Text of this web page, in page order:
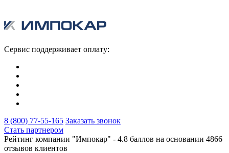
Сервис поддерживает оплату:
8 (800) 77-55-165 Заказать звонок
Стать партнером
Рейтинг компании "Импокар" - 4.8 баллов на основании 4866
отзывов клиентов